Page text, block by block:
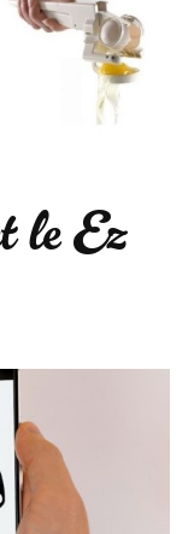
le Ez